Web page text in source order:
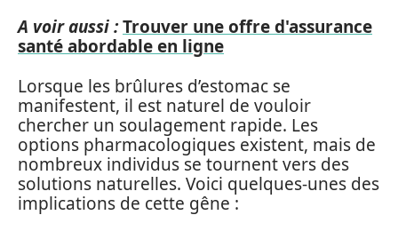
A voir aussi :Trouver une offre d'assurance
santé abordable en ligne
Lorsque les brûlures d’estomac se
manifestent, il est naturel de vouloir
chercher un soulagement rapide. Les
options pharmacologiques existent, mais de
nombreux individus se tournent vers des
solutions naturelles. Voici quelques-unes des
implications de cette gêne :